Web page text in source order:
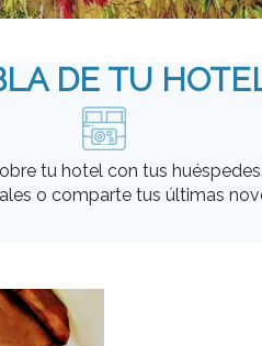
DE TU
tu hotel con tus
o comparte tus últimas